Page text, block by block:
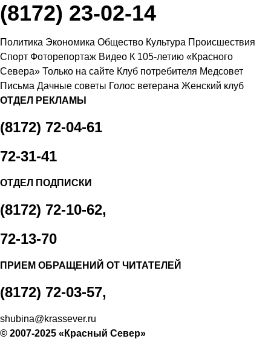
(8172) 23-02-14
Политика Экономика Общество Культура Происшествия
Спорт Фоторепортаж Видео К 105-летию «Красного
Севера» Только на сайте Клуб потребителя Медсовет
Письма Дачные советы Голос ветерана Женский клуб
ОТДЕЛ РЕКЛАМЫ
(8172) 72-04-61
72-31-41
ОТДЕЛ ПОДПИСКИ
(8172) 72-10-62,
72-13-70
ПРИЕМ ОБРАЩЕНИЙ ОТ ЧИТАТЕЛЕЙ
(8172) 72-03-57,
shubina@krassever.ru
© 2007-2025 «Красный Север»